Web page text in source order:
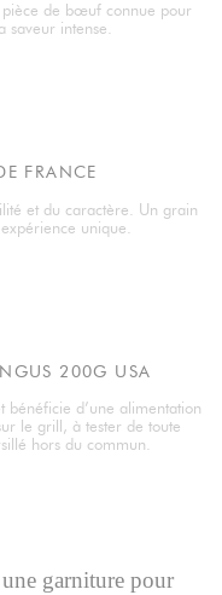
de bœuf connue pour
saveur intense.
FRANCE
et du caractère. Un grain
unique.
200G USA
bénéficie d’une alimentation
le grill, à tester de toute
hors du commun.
garniture pour